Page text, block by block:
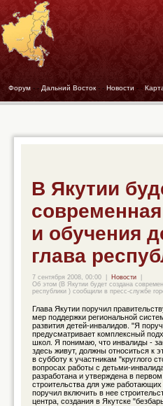
Форум - - Дальний Восток - - Новости - -
В Якутии
и обучения
глава
7 сентября 2008, 00:00 Новости
Об этом (В Якутии будет создана
республики ) сообщили в пресс-службе
Глава Якутии поручил
мер поддержки региональной
развития детей-инвалидов. "Я
предусматривает комплексный
школ. Я понимаю, что инвалиды -
здесь живут, должны относиться к
в субботу к участникам "круглого
вопросах работы с детьми-
разработана и утверждена в
строительства для уже
поручил включить в нее
центра, создания в Якутске